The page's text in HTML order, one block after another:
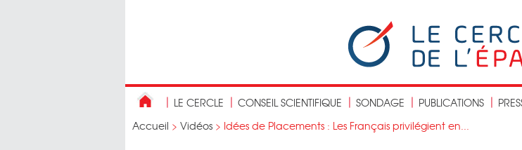
LE CERCLE CONSEIL SCIENTIFIQUE SONDAGE PUBLICATIONS
Accueil > Vidéos > Idées de Placements : Les Français privilégient en...